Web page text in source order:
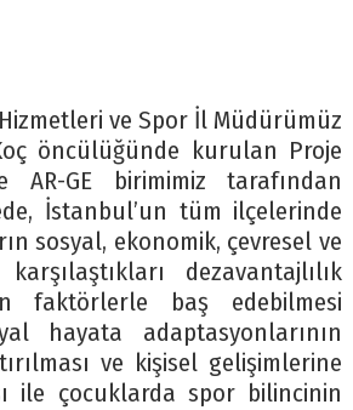
ve Spor İl Müdürümüz
öncülüğünde kurulan Proje
AR-GE birimimiz tarafından
İstanbul’un tüm ilçelerinde
sosyal, ekonomik, çevresel ve
dezavantajlılık
faktörlerle baş edebilmesi
hayata adaptasyonlarının
ve kişisel gelişimlerine
ile çocuklarda spor bilincinin